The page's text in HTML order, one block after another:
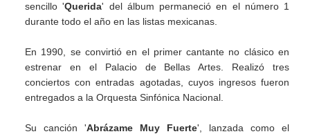
sencillo 'Querida' del álbum permaneció en el número 1
durante todo el año en las listas mexicanas.
En 1990, se convirtió en el primer cantante no clásico en
estrenar en el Palacio de Bellas Artes. Realizó tres
conciertos con entradas agotadas, cuyos ingresos fueron
entregados a la Orquesta Sinfónica Nacional.
Su canción 'Abrázame Muy Fuerte', lanzada como el